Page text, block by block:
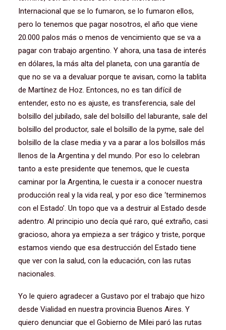
Internacional que se lo fumaron, se lo fumaron ellos,
pero lo tenemos que pagar nosotros, el año que viene
20.000 palos más o menos de vencimiento que se va a
pagar con trabajo argentino. Y ahora, una tasa de interés
en dólares, la más alta del planeta, con una garantía de
que no se va a devaluar porque te avisan, como la tablita
de Martínez de Hoz. Entonces, no es tan difícil de
entender, esto no es ajuste, es transferencia, sale del
bolsillo del jubilado, sale del bolsillo del laburante, sale del
bolsillo del productor, sale el bolsillo de la pyme, sale del
bolsillo de la clase media y va a parar a los bolsillos más
llenos de la Argentina y del mundo. Por eso lo celebran
tanto a este presidente que tenemos, que le cuesta
caminar por la Argentina, le cuesta ir a conocer nuestra
producción real y la vida real, y por eso dice ‘terminemos
con el Estado’. Un topo que va a destruir al Estado desde
adentro. Al principio uno decía qué raro, qué extraño, casi
gracioso, ahora ya empieza a ser trágico y triste, porque
estamos viendo que esa destrucción del Estado tiene
que ver con la salud, con la educación, con las rutas
nacionales.
Yo le quiero agradecer a Gustavo por el trabajo que hizo
desde Vialidad en nuestra provincia Buenos Aires. Y
quiero denunciar que el Gobierno de Milei paró las rutas